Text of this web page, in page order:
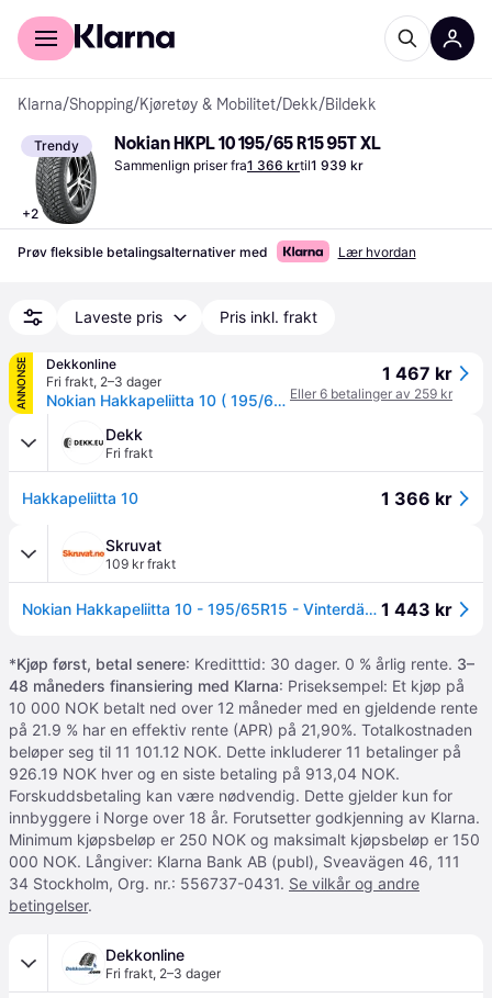
For kunder
Klarna/Shopping/Kjøretøy & Mobilitet/Dekk/Bildekk
Trendy
+2
Nokian HKPL 10 195/65 R15 95T XL
Sammenlign priser fra1 366 krtil1 939 kr
Prøv fleksible betalingsalternativer med Lær hvordan
Laveste pris Pris inkl. frakt
ANNONSE
Dekkonline
Fri frakt, 2–3 dager
Nokian Hakkapeliitta 10 ( 195/65 R15 95T XL, med pigger )
1 467 kr
Eller 6 betalinger av 259 kr
Dekk
Fri frakt
Hakkapeliitta 10 1 366 kr
Skruvat
109 kr frakt
Nokian Hakkapeliitta 10 - 195/65R15 - Vinterdäck 1 443 kr
*Kjøp først, betal senere: Kreditttid: 30 dager. 0 % årlig rente. 3–
48 måneders finansiering med Klarna: Priseksempel: Et kjøp på
10 000 NOK betalt ned over 12 måneder med en gjeldende rente
på 21.9 % har en effektiv rente (APR) på 21,90%. Totalkostnaden
beløper seg til 11 101.12 NOK. Dette inkluderer 11 betalinger på
926.19 NOK hver og en siste betaling på 913,04 NOK.
Forskuddsbetaling kan være nødvendig. Dette gjelder kun for
innbyggere i Norge over 18 år. Forutsetter godkjenning av Klarna.
Minimum kjøpsbeløp er 250 NOK og maksimalt kjøpsbeløp er 150
000 NOK. Långiver: Klarna Bank AB (publ), Sveavägen 46, 111
34 Stockholm, Org. nr.: 556737-0431. Se vilkår og andre
betingelser.
Dekkonline
Fri frakt, 2–3 dager